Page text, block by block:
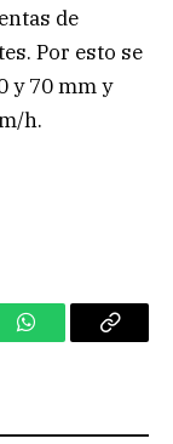
de
Por esto se
y 70 mm y
h.
WhatsAppCopy